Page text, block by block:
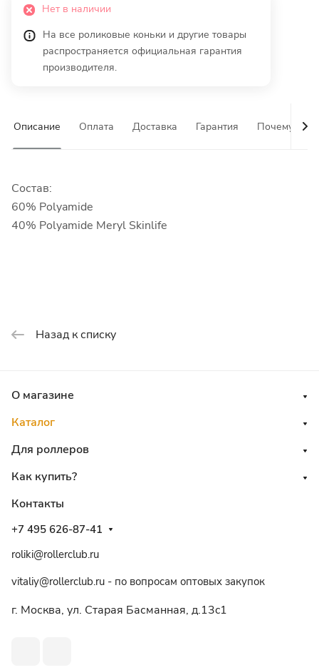
Нет в наличии
На все роликовые коньки и другие товары
распространяется официальная гарантия
производителя.
Описание Оплата Доставка Гарантия Почему у
Состав:
60% Polyamide
40% Polyamide Meryl Skinlife
Назад к списку
О магазине
Каталог
Для роллеров
Как купить?
Контакты
+7 495 626-87-41
roliki@rollerclub.ru
vitaliy@rollerclub.ru - по вопросам оптовых закупок
г. Москва, ул. Старая Басманная, д.13c1